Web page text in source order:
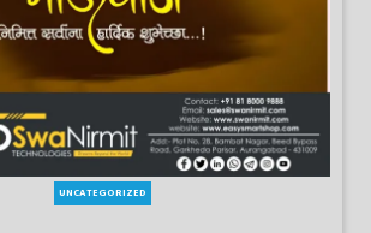
UNCATEGORIZED